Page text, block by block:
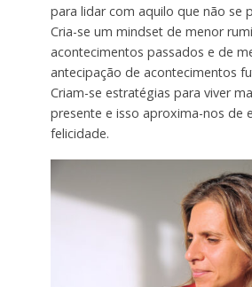
para lidar com aquilo que não se
Cria-se um mindset de menor
acontecimentos passados e de
antecipação de acontecimentos
Criam-se estratégias para viver
presente e isso aproxima-nos de
felicidade.